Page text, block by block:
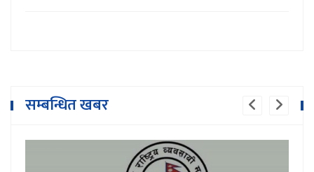
सम्बन्धित खबर